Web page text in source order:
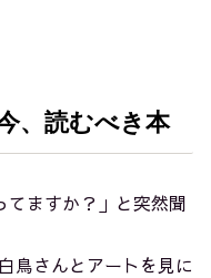
、読むべき本
てますか？」と突然聞
鳥さんとアートを見に